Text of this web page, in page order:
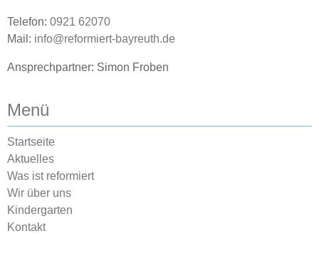
Telefon: 0921 62070
Mail: info@reformiert-bayreuth.de
Ansprechpartner: Simon Froben
Menü
Startseite
Aktuelles
Was ist reformiert
Wir über uns
Kindergarten
Kontakt